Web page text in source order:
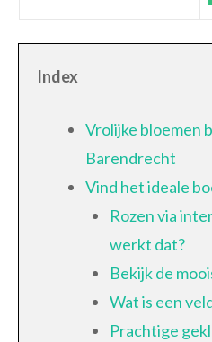
Index
Vrolijke bloemen
Barendrecht
Vind het ideale
Rozen via
werkt dat?
Bekijk de
Wat is een
Prachtige